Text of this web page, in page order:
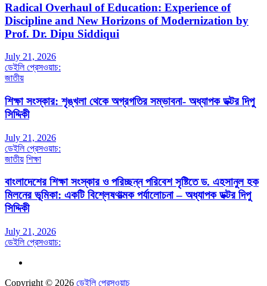
Radical Overhaul of Education: Experience of
Discipline and New Horizons of Modernization by
Prof. Dr. Dipu Siddiqui
July 21, 2026
ডেইলি প্রেসওয়াচ:
জাতীয়
শিক্ষা সংস্কার: শৃঙ্খলা থেকে অগ্রগতির সম্ভাবনা- অধ্যাপক ডক্টর দিপু
সিদ্দিকী
July 21, 2026
ডেইলি প্রেসওয়াচ:
জাতীয় শিক্ষা
বাংলাদেশের শিক্ষা সংস্কার ও পরিচ্ছন্ন পরিবেশ সৃষ্টিতে ড. এহসানুল হক
মিলনের ভূমিকা: একটি বিশ্লেষণাত্মক পর্যালোচনা – অধ্যাপক ডক্টর দিপু
সিদ্দিকী
July 21, 2026
ডেইলি প্রেসওয়াচ:
Copyright © 2026 ডেইলি প্রেসওয়াচ